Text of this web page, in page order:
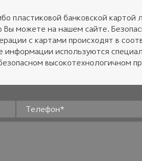
пластиковой банковской
Вы можете на нашем сайте.
с картами происходят в
используются
высокотехнологичном
Телефон*